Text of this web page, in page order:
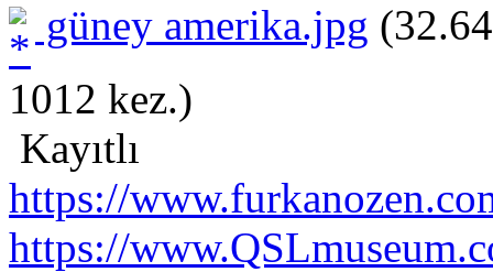
güney amerika.jpg
1012 kez.)
Kayıtlı
https://
https://